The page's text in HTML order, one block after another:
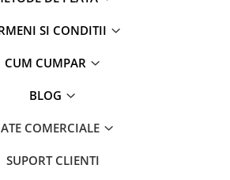
SI CONDITII
CUM CUMPAR
BLOG
COMERCIALE
SUPORT CLIENTI